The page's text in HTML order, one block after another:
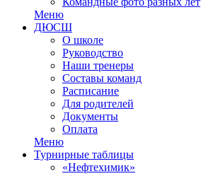
Меню
ДЮСШ
О школе
Руководство
Наши тренеры
Составы команд
Расписание
Для родителей
Документы
Оплата
Меню
Турнирные таблицы
«Нефтехимик»